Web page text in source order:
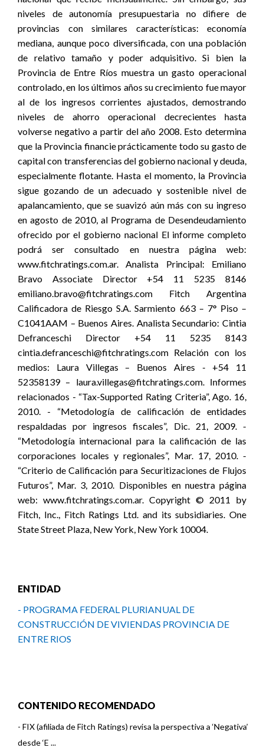
niveles de autonomía presupuestaria no difiere de
provincias con similares características: economía
mediana, aunque poco diversificada, con una población
de relativo tamaño y poder adquisitivo. Si bien la
Provincia de Entre Ríos muestra un gasto operacional
controlado, en los últimos años su crecimiento fue mayor
al de los ingresos corrientes ajustados, demostrando
niveles de ahorro operacional decrecientes hasta
volverse negativo a partir del año 2008. Esto determina
que la Provincia financie prácticamente todo su gasto de
capital con transferencias del gobierno nacional y deuda,
especialmente flotante. Hasta el momento, la Provincia
sigue gozando de un adecuado y sostenible nivel de
apalancamiento, que se suavizó aún más con su ingreso
en agosto de 2010, al Programa de Desendeudamiento
ofrecido por el gobierno nacional El informe completo
podrá ser consultado en nuestra página web:
www.fitchratings.com.ar. Analista Principal: Emiliano
Bravo Associate Director +54 11 5235 8146
emiliano.bravo@fitchratings.com Fitch Argentina
Calificadora de Riesgo S.A. Sarmiento 663 – 7° Piso –
C1041AAM – Buenos Aires. Analista Secundario: Cintia
Defranceschi Director +54 11 5235 8143
cintia.defranceschi@fitchratings.com Relación con los
medios: Laura Villegas – Buenos Aires - +54 11
52358139 – laura.villegas@fitchratings.com. Informes
relacionados - “Tax-Supported Rating Criteria”, Ago. 16,
2010. - “Metodología de calificación de entidades
respaldadas por ingresos fiscales”, Dic. 21, 2009. -
“Metodología internacional para la calificación de las
corporaciones locales y regionales”, Mar. 17, 2010. -
“Criterio de Calificación para Securitizaciones de Flujos
Futuros”, Mar. 3, 2010. Disponibles en nuestra página
web: www.fitchratings.com.ar. Copyright © 2011 by
Fitch, Inc., Fitch Ratings Ltd. and its subsidiaries. One
State Street Plaza, New York, New York 10004.
ENTIDAD
- PROGRAMA FEDERAL PLURIANUAL DE
CONSTRUCCIÓN DE VIVIENDAS PROVINCIA DE
ENTRE RIOS
CONTENIDO RECOMENDADO
- FIX (afiliada de Fitch Ratings) revisa la perspectiva a ‘Negativa’
desde ‘E ...